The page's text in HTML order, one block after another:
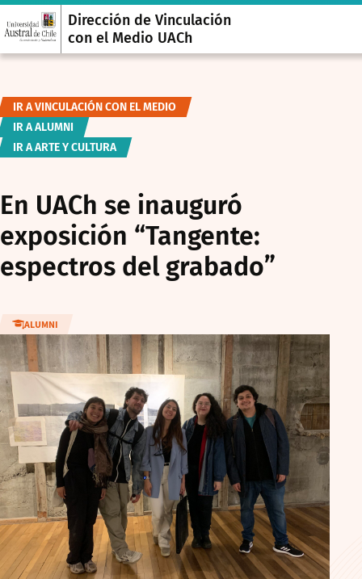
Dirección de Vinculación
con el Medio UACh
IR A VINCULACIÓN CON EL MEDIO
IR A ALUMNI
IR A ARTE Y CULTURA
En UACh se inauguró
exposición “Tangente:
espectros del grabado”
ALUMNI